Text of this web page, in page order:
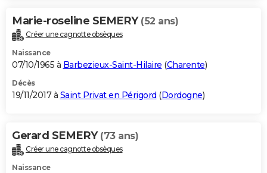
Marie-roseline SEMERY (52 ans)
Créer une cagnotte obsèques
Naissance
07/10/1965 à Barbezieux-Saint-Hilaire (Charente)
Décès
19/11/2017 à Saint Privat en Périgord (Dordogne)
Gerard SEMERY (73 ans)
Créer une cagnotte obsèques
Naissance